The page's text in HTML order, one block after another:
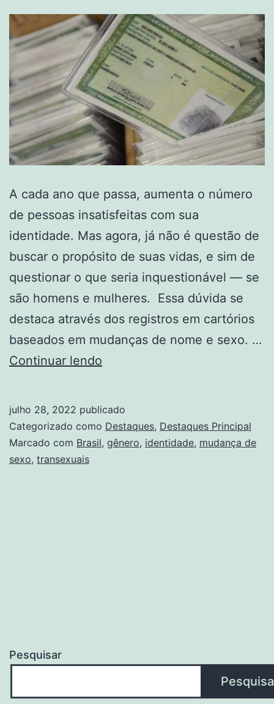
A cada ano que passa, aumenta o número
de pessoas insatisfeitas com sua
identidade. Mas agora, já não é questão de
buscar o propósito de suas vidas, e sim de
questionar o que seria inquestionável — se
são homens e mulheres. Essa dúvida se
destaca através dos registros em cartórios
baseados em mudanças de nome e sexo. …
Continuar lendo
de
sexo
julho 28, 2022 publicado
Categorizado como Destaques, Destaques Principal
Marcado com Brasil, gênero, identidade, mudança de
sexo, transexuais
Pesquisar